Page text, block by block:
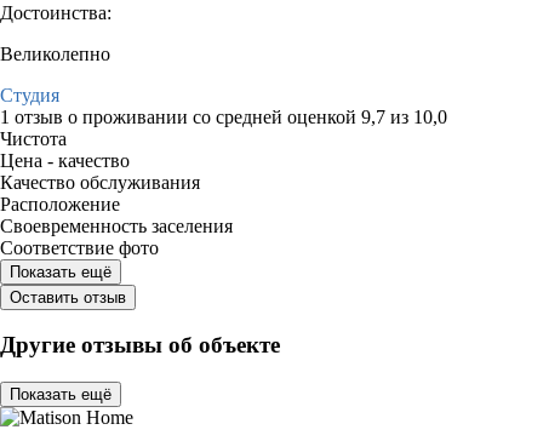
Достоинства:
Великолепно
Студия
1 отзыв о проживании со средней оценкой 9,7 из 10,0
Чистота
Цена - качество
Качество обслуживания
Расположение
Своевременность заселения
Соответствие фото
Показать ещё
Оставить отзыв
Другие отзывы об объекте
Показать ещё